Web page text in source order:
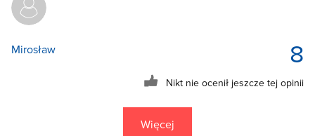
8
Mirosław
Nikt nie ocenił jeszcze tej opinii
Więcej